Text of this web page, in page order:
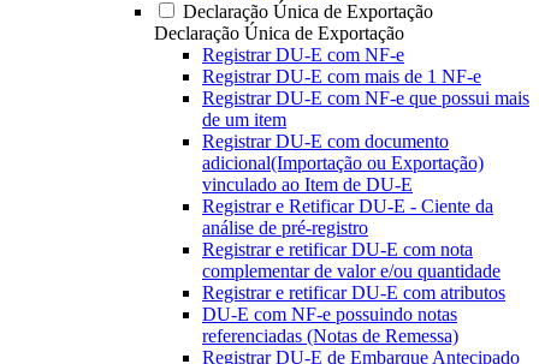
Declaração Única de Exportação
Declaração Única de Exportação
Registrar DU-E com NF-e
Registrar DU-E com mais de 1 NF-e
Registrar DU-E com NF-e que possui mais
de um item
Registrar DU-E com documento
adicional(Importação ou Exportação)
vinculado ao Item de DU-E
Registrar e Retificar DU-E - Ciente da
análise de pré-registro
Registrar e retificar DU-E com nota
complementar de valor e/ou quantidade
Registrar e retificar DU-E com atributos
DU-E com NF-e possuindo notas
referenciadas (Notas de Remessa)
Registrar DU-E de Embarque Antecipado